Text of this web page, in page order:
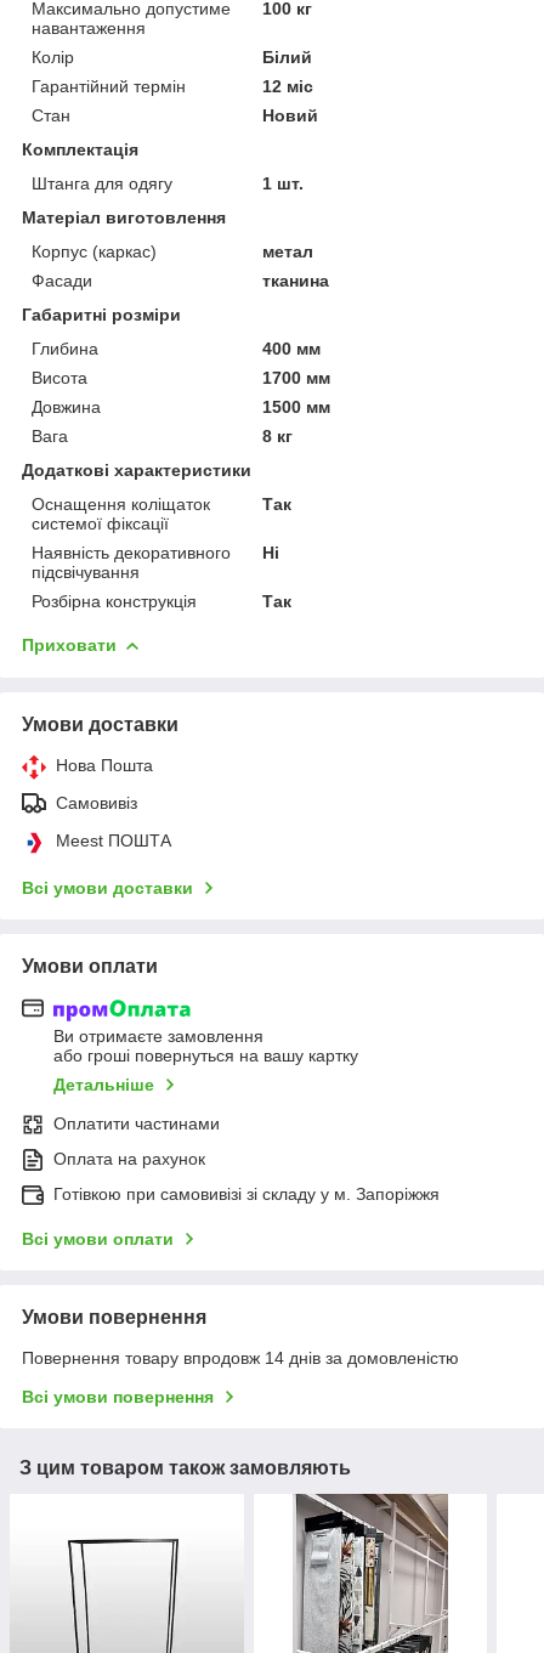
Максимально допустиме
навантаження
100 кг
Колір
Білий
Гарантійний термін
12 міс
Стан
Новий
Комплектація
Штанга для одягу
1 шт.
Матеріал виготовлення
Корпус (каркас)
метал
Фасади
тканина
Габаритні розміри
Глибина
400 мм
Висота
1700 мм
Довжина
1500 мм
Вага
8 кг
Додаткові характеристики
Оснащення коліщаток
системої фіксації
Так
Наявність декоративного
підсвічування
Ні
Розбірна конструкція Так
Приховати
Умови доставки
Нова Пошта
Самовивіз
Meest ПОШТА
Всі умови доставки
Умови оплати
Ви отримаєте замовлення
або гроші повернуться на вашу картку
Детальніше
Оплатити частинами
Оплата на рахунок
Готівкою при самовивізі зі складу у м. Запоріжжя
Всі умови оплати
Умови повернення
Повернення товару впродовж 14 днів за домовленістю
Всі умови повернення
З цим товаром також замовляють